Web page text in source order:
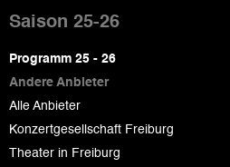
de
page
Saison 25-26
Programm 25 - 26
Andere Anbieter
Alle Anbieter
Konzertgesellschaft Freiburg
Theater in Freiburg